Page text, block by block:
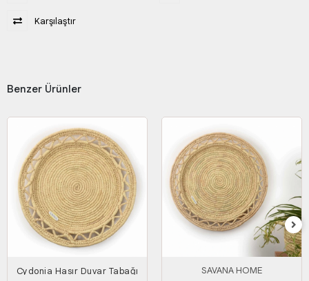
Karşılaştır
Benzer Ürünler
Cydonia Hasır Duvar Tabağı
SAVANA HOME